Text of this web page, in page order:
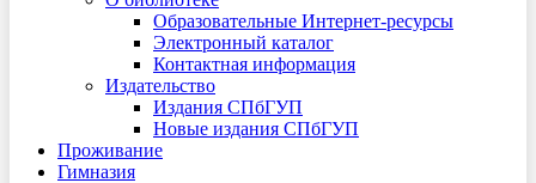
Образовательные Интернет-ресурсы
Электронный каталог
Контактная информация
Издательство
Издания СПбГУП
Новые издания СПбГУП
Проживание
Гимназия